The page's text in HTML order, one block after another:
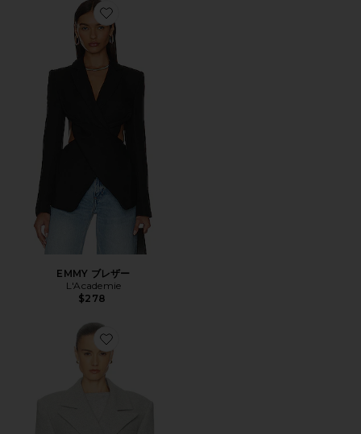
Favorite EMMY ブレザー
EMMY ブレザー
L'Academie
$278
Favorite ITALIAN WOOL BLEND ブレザー